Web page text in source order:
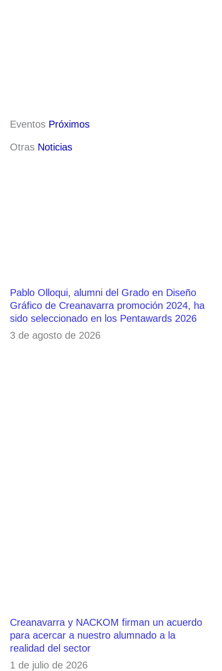
Eventos Próximos
Otras Noticias
Pablo Olloqui, alumni del Grado en Diseño
Gráfico de Creanavarra promoción 2024, ha
sido seleccionado en los Pentawards 2026
3 de agosto de 2026
Creanavarra y NACKOM firman un acuerdo
para acercar a nuestro alumnado a la
realidad del sector
1 de julio de 2026